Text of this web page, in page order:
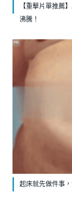
【重擊片單推薦
沸騰！
起床就先做件事
PR